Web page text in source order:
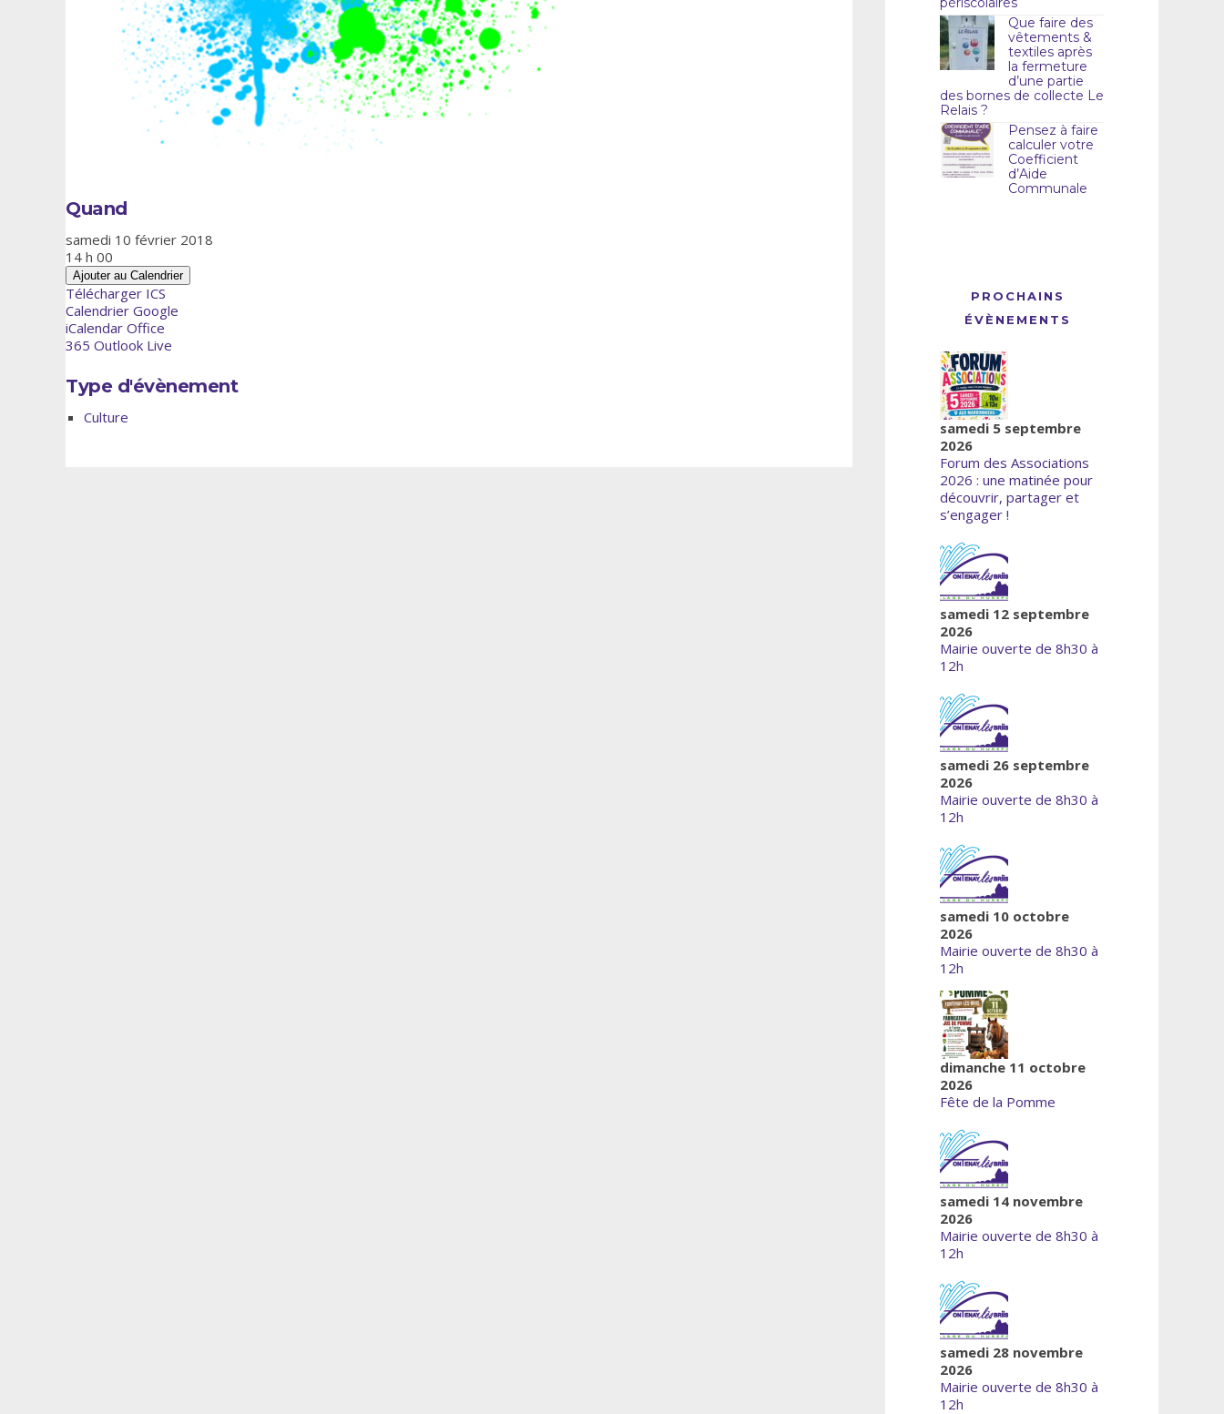
Quand
samedi 10 février 2018
14 h 00
Ajouter au Calendrier
Télécharger ICS
Calendrier Google
iCalendar Office
365 Outlook Live
Type d'évènement
Culture
Que faire des
vêtements &
textiles après
la fermeture
d’une partie
des bornes de collecte Le
Relais ?
Pensez à faire
calculer votre
Coefficient
d’Aide
Communale
PROCHAINS
ÉVÈNEMENTS
samedi 5 septembre
2026
Forum des Associations
2026 : une matinée pour
découvrir, partager et
s’engager !
samedi 12 septembre
2026
Mairie ouverte de 8h30 à
12h
samedi 26 septembre
2026
Mairie ouverte de 8h30 à
12h
samedi 10 octobre
2026
Mairie ouverte de 8h30 à
12h
dimanche 11 octobre
2026
Fête de la Pomme
samedi 14 novembre
2026
Mairie ouverte de 8h30 à
12h
samedi 28 novembre
2026
Mairie ouverte de 8h30 à
12h